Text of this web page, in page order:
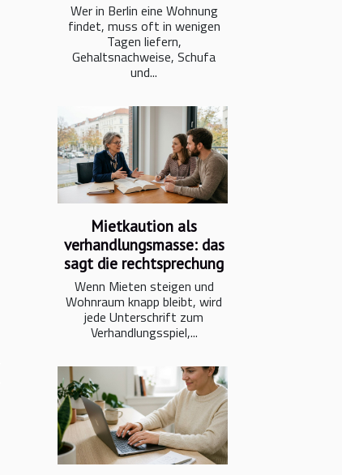
Wer in Berlin eine Wohnung
findet, muss oft in wenigen
Tagen liefern,
Gehaltsnachweise, Schufa
und...
Mietkaution als
verhandlungsmasse: das
sagt die rechtsprechung
Wenn Mieten steigen und
Wohnraum knapp bleibt, wird
jede Unterschrift zum
Verhandlungsspiel,...